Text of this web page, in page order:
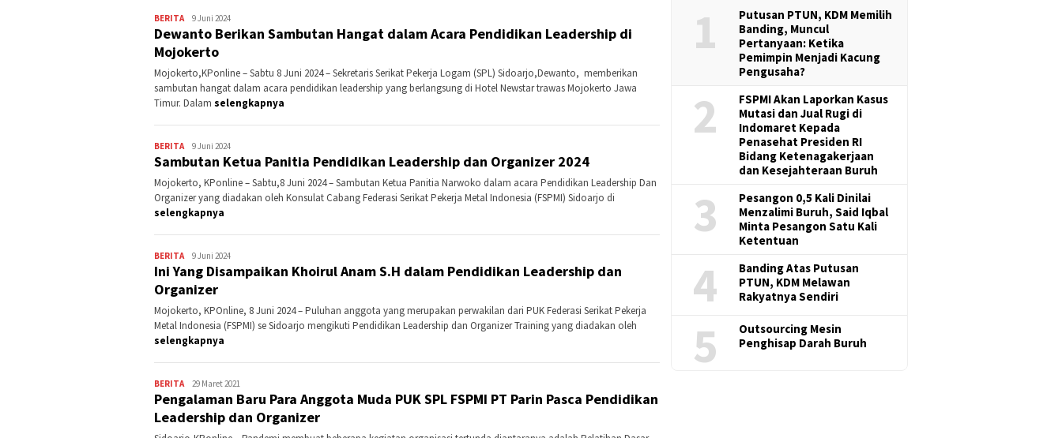
BERITAKontributor
Jatim
9 Juni 2024
Dewanto Berikan Sambutan Hangat dalam Acara Pendidikan Leadership di
Mojokerto
Mojokerto,KPonline – Sabtu 8 Juni 2024 – Sekretaris Serikat Pekerja Logam (SPL) Sidoarjo,Dewanto, memberikan
sambutan hangat dalam acara pendidikan leadership yang berlangsung di Hotel Newstar trawas Mojokerto Jawa
Timur. Dalam selengkapnya
BERITAKontributor
Jatim
9 Juni 2024
Sambutan Ketua Panitia Pendidikan Leadership dan Organizer 2024
Mojokerto, KPonline – Sabtu,8 Juni 2024 – Sambutan Ketua Panitia Narwoko dalam acara Pendidikan Leadership Dan
Organizer yang diadakan oleh Konsulat Cabang Federasi Serikat Pekerja Metal Indonesia (FSPMI) Sidoarjo di
selengkapnya
BERITAKontributor
Jatim
9 Juni 2024
Ini Yang Disampaikan Khoirul Anam S.H dalam Pendidikan Leadership dan
Organizer
Mojokerto, KPOnline, 8 Juni 2024 – Puluhan anggota yang merupakan perwakilan dari PUK Federasi Serikat Pekerja
Metal Indonesia (FSPMI) se Sidoarjo mengikuti Pendidikan Leadership dan Organizer Training yang diadakan oleh
selengkapnya
BERITAKontributor
Jatim
29 Maret 2021
Pengalaman Baru Para Anggota Muda PUK SPL FSPMI PT Parin Pasca Pendidikan
Leadership dan Organizer
1
Putusan PTUN, KDM Memilih
Banding, Muncul
Pertanyaan: Ketika
Pemimpin Menjadi Kacung
Pengusaha?
2
FSPMI Akan Laporkan Kasus
Mutasi dan Jual Rugi di
Indomaret Kepada
Penasehat Presiden RI
Bidang Ketenagakerjaan
dan Kesejahteraan Buruh
3
Pesangon 0,5 Kali Dinilai
Menzalimi Buruh, Said Iqbal
Minta Pesangon Satu Kali
Ketentuan
4
Banding Atas Putusan
PTUN, KDM Melawan
Rakyatnya Sendiri
5
Outsourcing Mesin
Penghisap Darah Buruh